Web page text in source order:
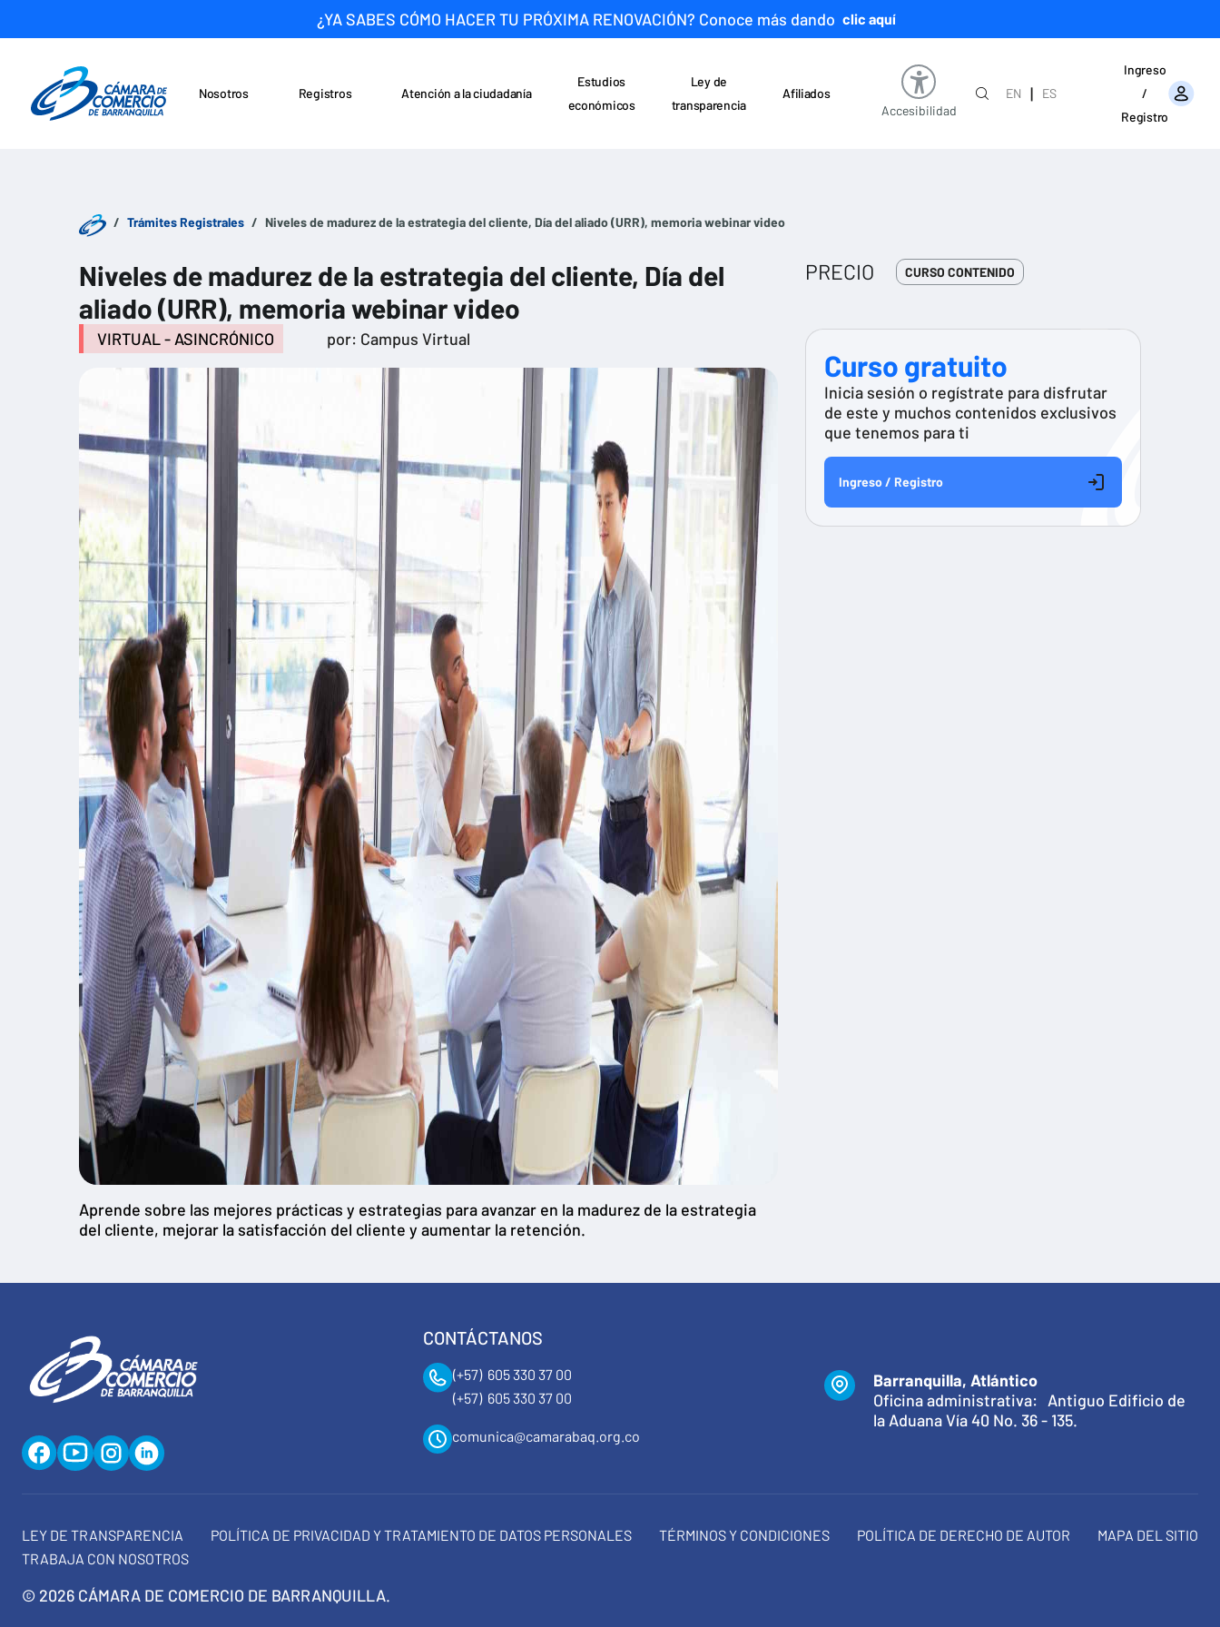
¿YA SABES CÓMO HACER TU PRÓXIMA RENOVACIÓN? Conoce más dando clic aquí
Nosotros Registros
Atención a la ciudadanía
Estudios
económicos
Ley de
transparencia
Afiliados
Accesibilidad
EN |
ES
Ingreso
/
Registro
Trámites Registrales Niveles de madurez de la estrategia del cliente, Día del aliado (URR), memoria webinar video
Niveles de madurez de la estrategia del cliente, Día del
aliado (URR), memoria webinar video
VIRTUAL - ASINCRÓNICO por: Campus Virtual
Aprende sobre las mejores prácticas y estrategias para avanzar en la madurez de la estrategia
del cliente, mejorar la satisfacción del cliente y aumentar la retención.
PRECIO CURSO CONTENIDO
Curso gratuito
Inicia sesión o regístrate para disfrutar
de este y muchos contenidos exclusivos
que tenemos para ti
Ingreso / Registro
CONTÁCTANOS
(+57) 605 330 37 00
(+57) 605 330 37 00
comunica@camarabaq.org.co
Barranquilla, Atlántico
Oficina administrativa: Antiguo Edificio de
la Aduana Vía 40 No. 36 - 135.
LEY DE TRANSPARENCIA POLÍTICA DE PRIVACIDAD Y TRATAMIENTO DE DATOS PERSONALES TÉRMINOS Y CONDICIONES POLÍTICA DE DERECHO DE AUTOR
MAPA DEL SITIO
TRABAJA CON NOSOTROS
© 2026 CÁMARA DE COMERCIO DE BARRANQUILLA.